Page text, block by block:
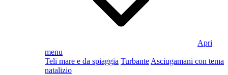
Apri
menu
Teli mare e da spiaggia Turbante Asciugamani con tema
natalizio